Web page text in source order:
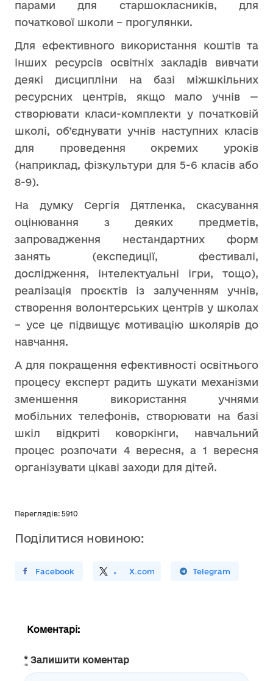
парами для старшокласників, для
початкової школи – прогулянки.
Для ефективного використання коштів та
інших ресурсів освітніх закладів вивчати
деякі дисципліни на базі міжшкільних
ресурсних центрів, якщо мало учнів —
створювати класи-комплекти у початковій
школі, об’єднувати учнів наступних класів
для проведення окремих уроків
(наприклад, фізкультури для 5-6 класів або
8-9).
На думку Сергія Дятленка, скасування
оцінювання з деяких предметів,
запровадження нестандартних форм
занять (експедиції, фестивалі,
дослідження, інтелектуальні ігри, тощо),
реалізація проєктів із залученням учнів,
створення волонтерських центрів у школах
– усе це підвищує мотивацію школярів до
навчання.
А для покращення ефективності освітнього
процесу експерт радить шукати механізми
зменшення використання учнями
мобільних телефонів, створювати на базі
шкіл відкриті коворкінги, навчальний
процес розпочати 4 вересня, а 1 вересня
організувати цікаві заходи для дітей.
Переглядів: 5910
Поділитися новиною:
У FacebookПоділитись X.com
Поширити У Telegram
Коментарі:
* Залишити коментар